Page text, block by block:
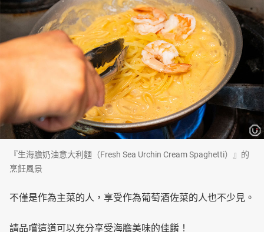
『生海膽奶油意大利麵（Fresh Sea Urchin Cream Spaghetti）』的
烹飪風景
不僅是作為主菜的人，享受作為葡萄酒佐菜的人也不少見。
請品嚐這道可以充分享受海膽美味的佳餚！